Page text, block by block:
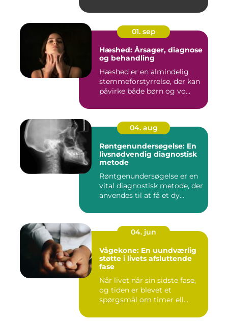
01. sep
Hæshed: Årsager, diagnose
og behandling
Hæshed er en almindelig
stemmeforstyrrelse, der kan
påvirke både børn og vo...
04. aug
Røntgenundersøgelse: En
livsnødvendig diagnostisk
metode
Røntgenundersøgelse er en
vital diagnostisk metode, der
anvendes til at få et dy...
04. jun
Vågekone: En uundværlig
støtte i livets afsluttende
fase
Når livet når sin sidste fase,
og tiden er blevet et
spørgsmål om timer ell...